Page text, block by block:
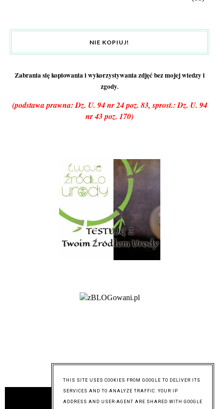
NIE KOPIUJ!
Zabrania się kopiowania i wykorzystywania zdjęć bez mojej wiedzy i
zgody.
(podstawa prawna: Dz. U. 94 nr 24 poz. 83, sprost.: Dz. U. 94
nr 43 poz. 170)
@mymixoflife
THIS SITE USES COOKIES FROM GOOGLE TO DELIVER ITS
SERVICES AND TO ANALYZE TRAFFIC. YOUR IP
ADDRESS AND USER-AGENT ARE SHARED WITH GOOGLE